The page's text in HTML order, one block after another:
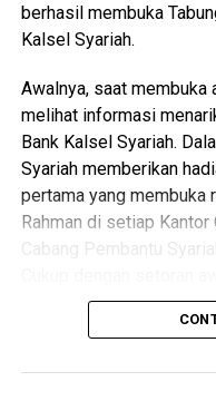
kepedulian Bank Kalsel
khususnya dalam
melanjutkan pendidikan
Melalui semangat
Kalsel melalui UPZ
diberikan tidak hanya
pendidikan, tetapi juga
siswa untuk terus
Bagi Donatur dan
kita yang
berhasil membuka
Kalsel Syariah.
Awalnya, saat membuka
melihat informasi
Bank Kalsel Syariah.
Syariah memberikan
pertama yang membuka
Rahman di setiap Kantor
Cabang Pembantu
berkesempatan
Rp50.000. Program ini